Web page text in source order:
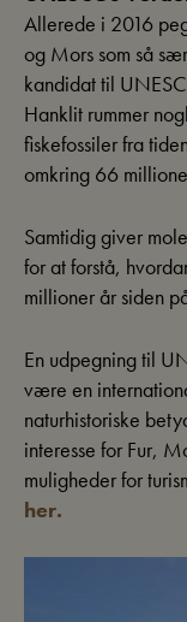
Allerede i 2016
og Mors som så
kandidat til
Hanklit rummer
fiskefossiler fra
omkring 66
Samtidig giver
for at forstå,
millioner år siden
En udpegning til
være en
naturhistoriske
interesse for Fur,
muligheder for
her.